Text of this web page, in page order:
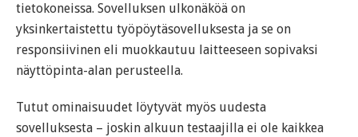
tietokoneissa. Sovelluksen ulkonäköä on
yksinkertaistettu työpöytäsovelluksesta ja se on
responsiivinen eli muokkautuu laitteeseen sopivaksi
näyttöpinta-alan perusteella.
Tutut ominaisuudet löytyvät myös uudesta
sovelluksesta – joskin alkuun testaajilla ei ole kaikkea